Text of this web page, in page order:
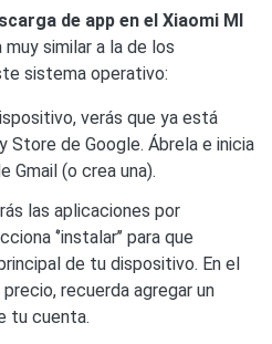
de app en el Xiaomi MI
similar a la de los
sistema operativo:
verás que ya está
Store de Google. Ábrela e inicia
Gmail (o crea una).
las aplicaciones por
‘’instalar’’ para que
de tu dispositivo. En el
recuerda agregar un
tu cuenta.